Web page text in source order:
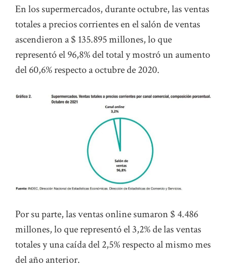
En los supermercados, durante octubre, las ventas
totales a precios corrientes en el salón de ventas
ascendieron a $ 135.895 millones, lo que
representó el 96,8% del total y mostró un aumento
del 60,6% respecto a octubre de 2020.
Por su parte, las ventas online sumaron $ 4.486
millones, lo que representó el 3,2% de las ventas
totales y una caída del 2,5% respecto al mismo mes
del año anterior.